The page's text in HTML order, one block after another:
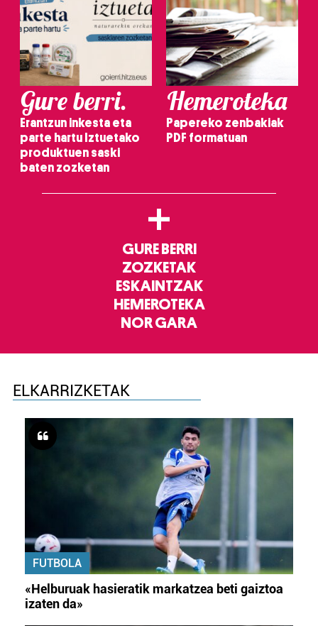
Gure berri.
Erantzun inkesta eta
parte hartu Iztuetako
produktuen saski
baten zozketan
Hemeroteka
Papereko zenbakiak
PDF formatuan
+
GURE BERRI
ZOZKETAK
ESKAINTZAK
HEMEROTEKA
NOR GARA
ELKARRIZKETAK
FUTBOLA
«Helburuak hasieratik markatzea beti gaiztoa
izaten da»